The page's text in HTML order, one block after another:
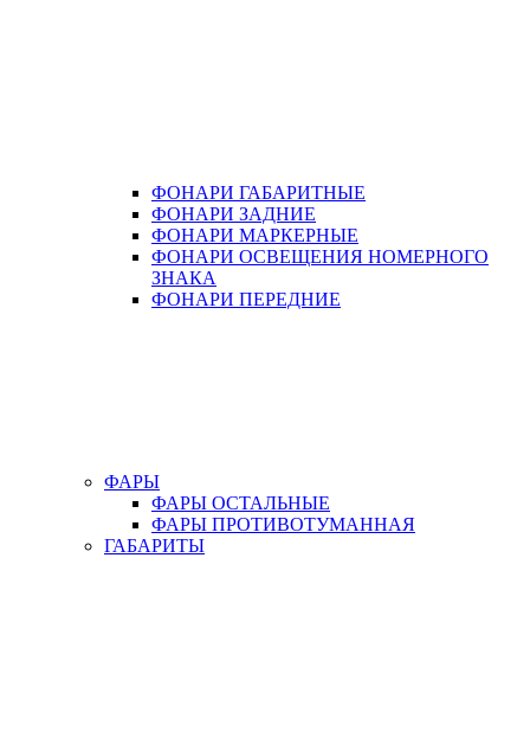
ФОНАРИ ГАБАРИТНЫЕ
ФОНАРИ ЗАДНИЕ
ФОНАРИ МАРКЕРНЫЕ
ФОНАРИ ОСВЕЩЕНИЯ НОМЕРНОГО
ЗНАКА
ФОНАРИ ПЕРЕДНИЕ
ФАРЫ
ФАРЫ ОСТАЛЬНЫЕ
ФАРЫ ПРОТИВОТУМАННАЯ
ГАБАРИТЫ